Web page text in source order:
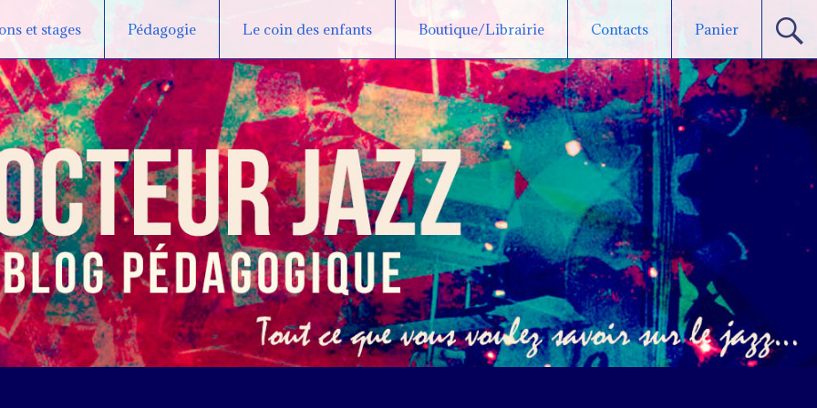
et stages Pédagogie Le coin des enfants Boutique/Librairie Contacts Panier